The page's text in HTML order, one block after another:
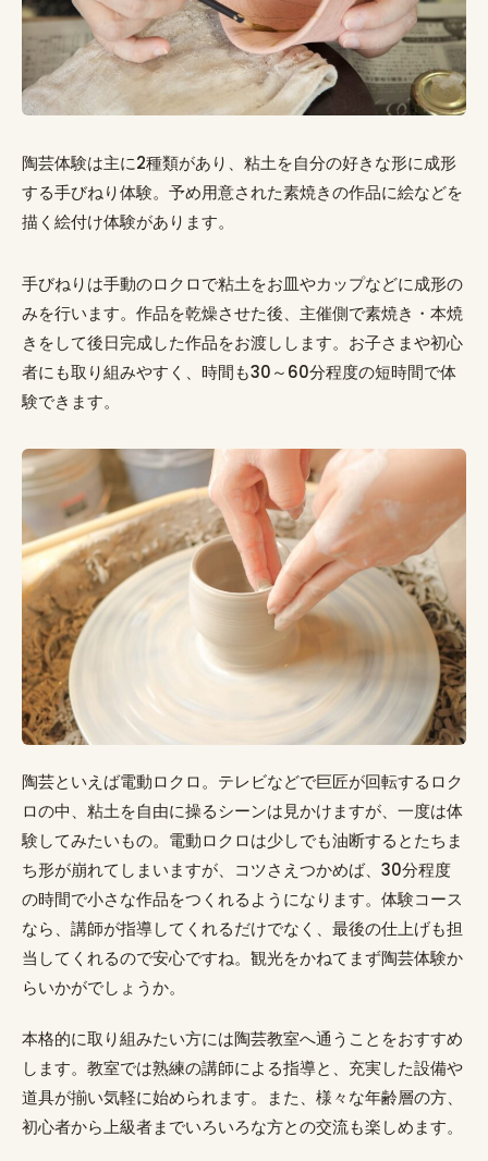
陶芸体験は主に2種類があり、粘土を自分の好きな形に成形
する手びねり体験。予め用意された素焼きの作品に絵などを
描く絵付け体験があります。
手びねりは手動のロクロで粘土をお皿やカップなどに成形の
みを行います。作品を乾燥させた後、主催側で素焼き・本焼
きをして後日完成した作品をお渡しします。お子さまや初心
者にも取り組みやすく、時間も30～60分程度の短時間で体
験できます。
陶芸といえば電動ロクロ。テレビなどで巨匠が回転するロク
ロの中、粘土を自由に操るシーンは見かけますが、一度は体
験してみたいもの。電動ロクロは少しでも油断するとたちま
ち形が崩れてしまいますが、コツさえつかめば、30分程度
の時間で小さな作品をつくれるようになります。体験コース
なら、講師が指導してくれるだけでなく、最後の仕上げも担
当してくれるので安心ですね。観光をかねてまず陶芸体験か
らいかがでしょうか。
本格的に取り組みたい方には陶芸教室へ通うことをおすすめ
します。教室では熟練の講師による指導と、充実した設備や
道具が揃い気軽に始められます。また、様々な年齢層の方、
初心者から上級者までいろいろな方との交流も楽しめます。